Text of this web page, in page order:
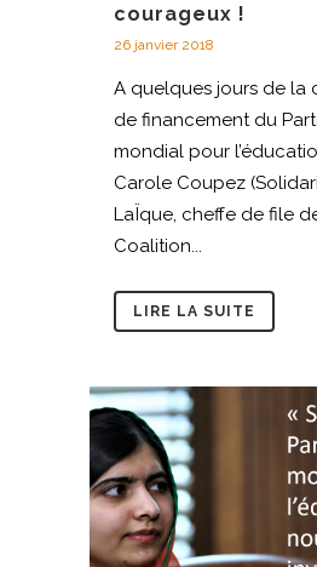
courageux !
26 janvier 2018
A quelques jours de la
de financement du
mondial pour
Carole Coupez
LaÏque, cheffe de file
Coalition...
LIRE LA SUITE